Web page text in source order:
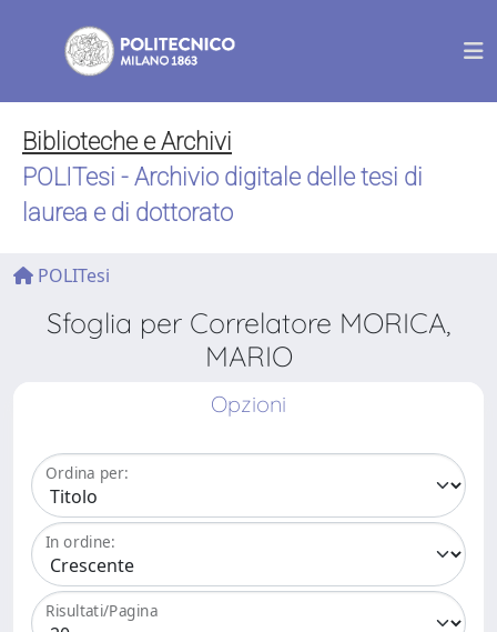
Biblioteche e Archivi
POLITesi - Archivio digitale delle tesi di
laurea e di dottorato
POLITesi
Sfoglia per Correlatore MORICA,
MARIO
Opzioni
Ordina per:
In ordine:
Risultati/Pagina